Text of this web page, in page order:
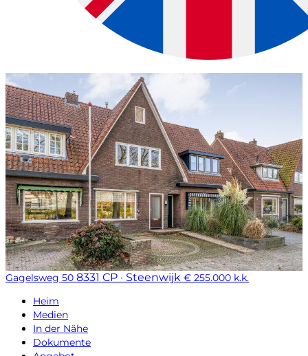
Gagelsweg 50 8331 CP · Steenwijk € 255.000 k.k.
Heim
Medien
In der Nähe
Dokumente